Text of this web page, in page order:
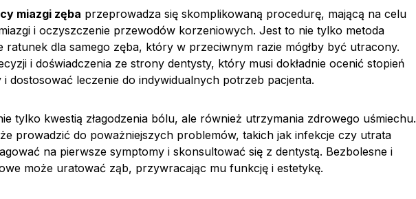
miazgi zęba przeprowadza się skomplikowaną procedurę, mającą na celu
i oczyszczenie przewodów korzeniowych. Jest to nie tylko metoda
ratunek dla samego zęba, który w przeciwnym razie mógłby być utracony.
i doświadczenia ze strony dentysty, który musi dokładnie ocenić stopień
dostosować leczenie do indywidualnych potrzeb pacjenta.
tylko kwestią złagodzenia bólu, ale również utrzymania zdrowego uśmiechu.
prowadzić do poważniejszych problemów, takich jak infekcje czy utrata
na pierwsze symptomy i skonsultować się z dentystą. Bezbolesne i
może uratować ząb, przywracając mu funkcję i estetykę.